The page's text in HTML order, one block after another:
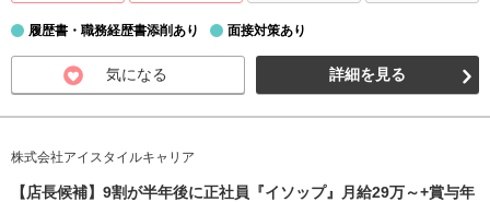
履歴書・職務経歴書添削あり 面接対策あり
気になる 詳細を見る
株式会社アイスタイルキャリア
【店長候補】9割が半年後に正社員『イソップ』月給29万～+賞与年